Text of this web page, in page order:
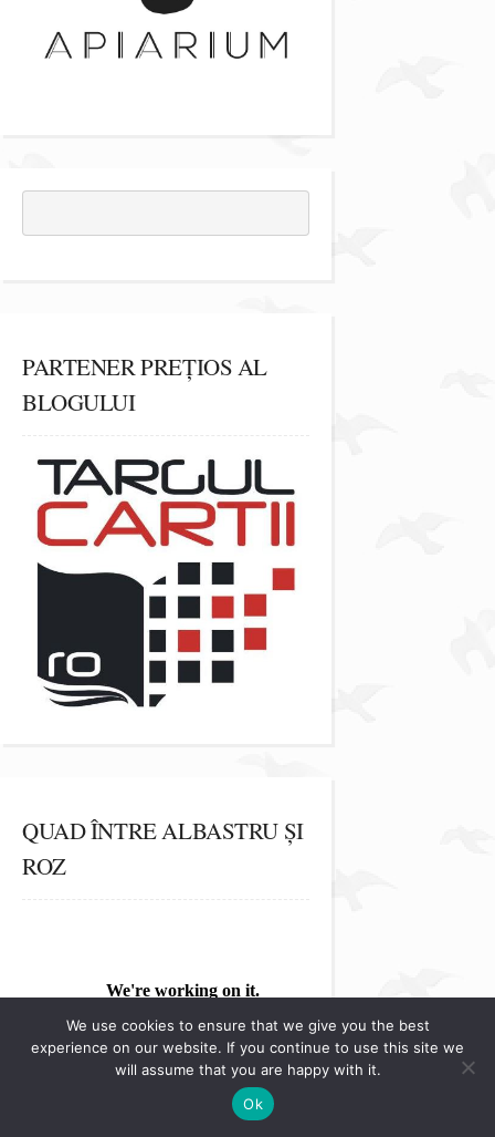
PARTENER PREȚIOS AL
BLOGULUI
QUAD ÎNTRE ALBASTRU ȘI
ROZ
We use cookies to ensure that we give you the best
experience on our website. If you continue to use this site we
will assume that you are happy with it.
Ok